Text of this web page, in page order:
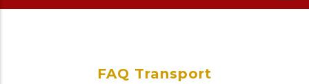
FAQ Transport